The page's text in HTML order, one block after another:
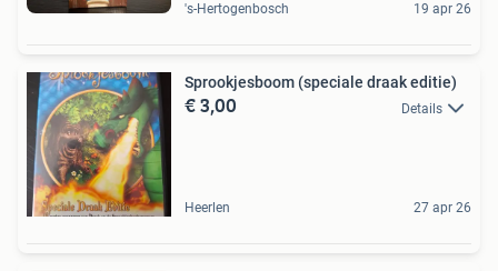
's-Hertogenbosch 19 apr 26
Sprookjesboom (speciale draak editie)
€ 3,00 Details
Heerlen 27 apr 26